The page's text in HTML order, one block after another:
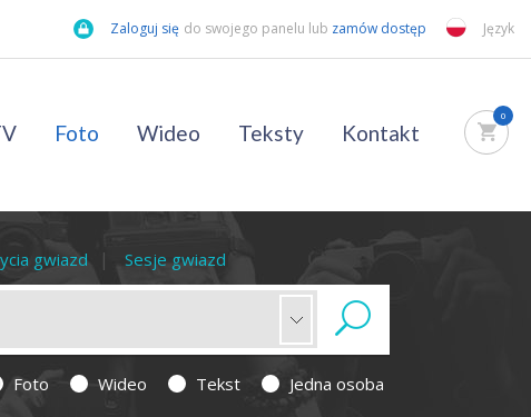
Zaloguj się do swojego panelu lub zamów dostęp Język
Foto Wideo Teksty Kontakt
0
gwiazd Sesje gwiazd
Foto Wideo Tekst Jedna osoba